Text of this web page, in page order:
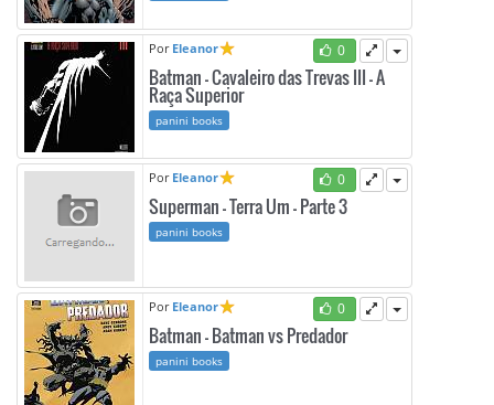
0
Por Eleanor
Batman - Cavaleiro das Trevas III - A
Raça Superior
panini books
0
Por Eleanor
Superman - Terra Um - Parte 3
panini books
0
Por Eleanor
Batman - Batman vs Predador
panini books